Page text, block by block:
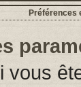
Préférences
vous